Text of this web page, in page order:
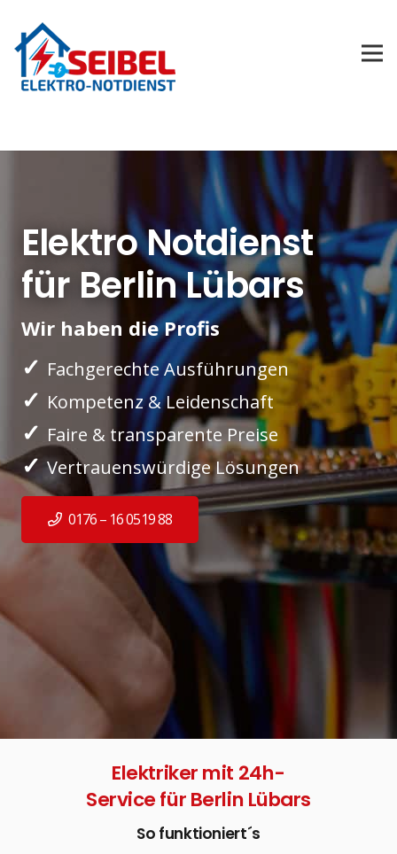
Elektro Notdienst
für Berlin Lübars
Wir haben die Profis
✓ Fachgerechte Ausführungen
✓ Kompetenz & Leidenschaft
✓ Faire & transparente Preise
✓Vertrauenswürdige Lösungen
0176 – 16 0519 88
Elektriker mit 24h-
Service für Berlin Lübars
So funktioniert´s